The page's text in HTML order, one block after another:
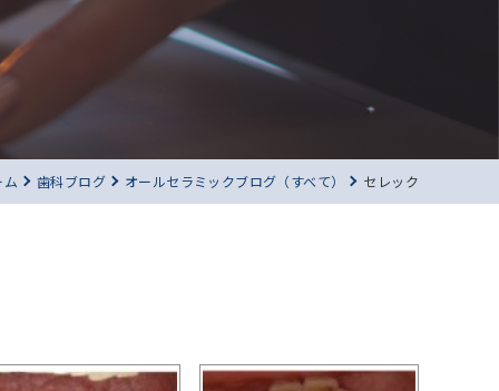
ム 歯科ブログ オールセラミックブログ（すべて） セレック